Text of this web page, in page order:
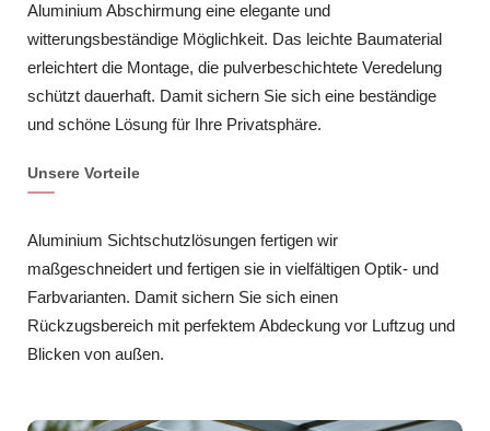
Aluminium Abschirmung eine elegante und
witterungsbeständige Möglichkeit. Das leichte Baumaterial
erleichtert die Montage, die pulverbeschichtete Veredelung
schützt dauerhaft. Damit sichern Sie sich eine beständige
und schöne Lösung für Ihre Privatsphäre.
Unsere Vorteile
Aluminium Sichtschutzlösungen fertigen wir
maßgeschneidert und fertigen sie in vielfältigen Optik- und
Farbvarianten. Damit sichern Sie sich einen
Rückzugsbereich mit perfektem Abdeckung vor Luftzug und
Blicken von außen.